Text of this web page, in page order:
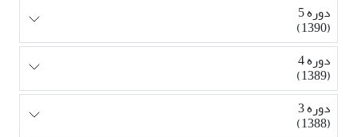
دوره 5
(1390)
دوره 4
(1389)
دوره 3
(1388)